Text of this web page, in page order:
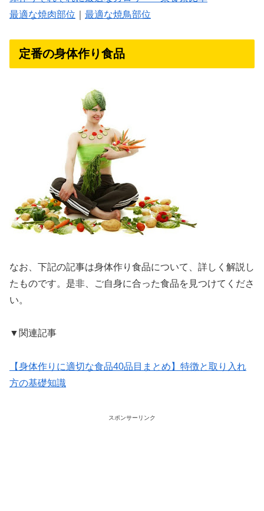
最適な焼肉部位
最適な焼鳥部位
定番の身体作り食品
なお、下記の記事は身体作り食品について、詳しく解説し
たものです。是非、ご自身に合った食品を見つけてくださ
い。
▼関連記事
【身体作りに適切な食品40品目まとめ】特徴と取り入れ
方の基礎知識
スポンサーリンク